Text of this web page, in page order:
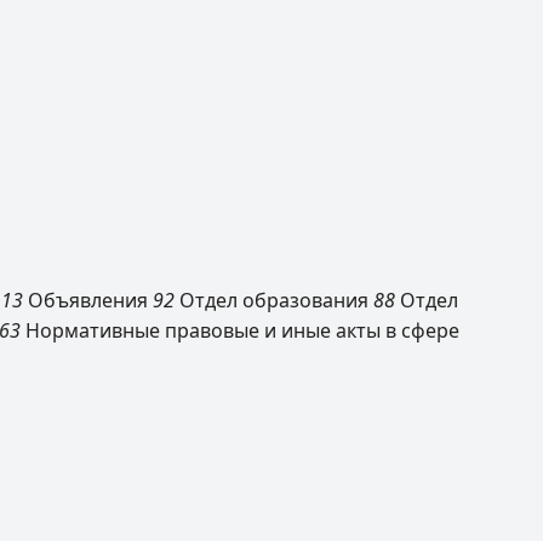
Объявления 92 Отдел образования 88 Отдел
63 Нормативные правовые и иные акты в сфере